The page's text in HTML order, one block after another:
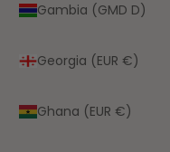
Gambia (GMD D)
Georgia (EUR €)
Ghana (EUR €)